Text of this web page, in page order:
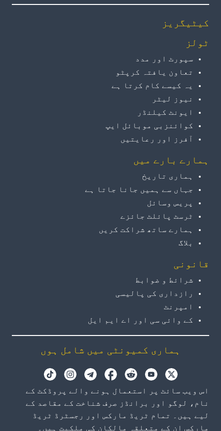
کیٹیگریز
ٹولز
سپورٹ اور مدد
تعاون یافتہ کرپٹو
یہ کیسے کام کرتا ہے
نیوز لیٹر
ایونٹ کیلنڈر
کوائنزبی موبائل ایپ
آفرز اور رعایتیں
ہمارے بارے میں
ہماری تاریخ
جہاں سے ہمیں جانا جاتا ہے
پریس وسائل
ٹرسٹ پائلٹ جائزے
ہمارے ساتھ شراکت کریں
بلاگ
قانونی
شرائط و ضوابط
رازداری کی پالیسی
امپرنٹ
کے وائی سی اور اے ایم ایل
ہماری کمیونٹی میں شامل ہوں
اس ویب سائٹ پر استعمال ہونے والے پروڈکٹ کے
نام، لوگو اور برانڈز صرف شناخت کے مقاصد کے
لیے ہیں۔ تمام ٹریڈ مارکس اور رجسٹرڈ ٹریڈ
مارکس ان کے متعلقہ مالکان کی ملکیت ہیں۔